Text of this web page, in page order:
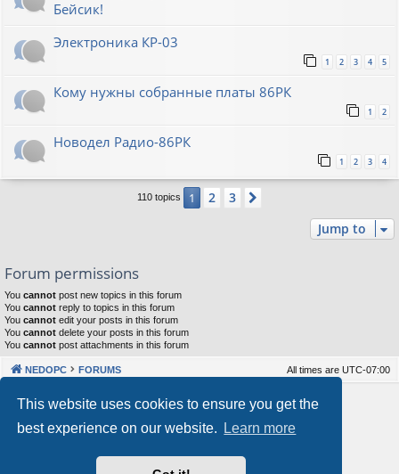
This website uses cookies to ensure you get the
best experience on our website.
Learn more
Бейсик!
Электроника КР-03
1 2 3 4 5
Кому нужны собранные платы 86РК
1 2
Новодел Радио-86РК
1 2 3 4
110 topics 1 2 3
Jump to
Forum permissions
You cannot post new topics in this forum
You cannot reply to topics in this forum
You cannot edit your posts in this forum
You cannot delete your posts in this forum
You cannot post attachments in this forum
NEDOPC FORUMS All times are UTC-07:00
Powered by phpBB® Forum Software © phpBB Limited
Our VPS Hosting By RimuHosting